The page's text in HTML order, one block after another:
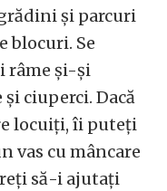
și parcuri
blocuri. Se
râme și-și
ciuperci. Dacă
locuiți, îi puteți
vas cu mâncare
să-i ajutați